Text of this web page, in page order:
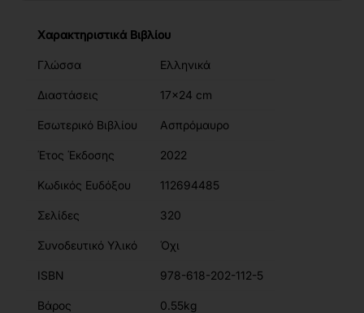
Χαρακτηριστικά Βιβλίου
Γλώσσα Ελληνικά
Διαστάσεις 17x24 cm
Εσωτερικό Βιβλίου Ασπρόμαυρο
Έτος Έκδοσης 2022
Κωδικός Ευδόξου 112694485
Σελίδες 320
Συνοδευτικό Υλικό Όχι
ISBN 978-618-202-112-5
Βάρος 0.55kg